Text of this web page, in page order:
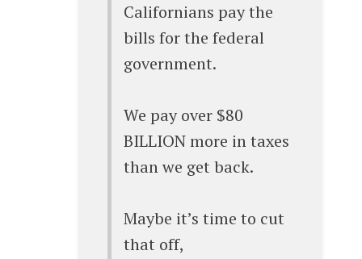
Californians pay the
bills for the federal
government.
We pay over $80
BILLION more in taxes
than we get back.
Maybe it’s time to cut
that off,